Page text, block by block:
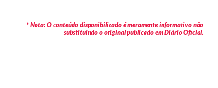
* Nota: O conteúdo disponibilizado é meramente informativo não
substituindo o original publicado em Diário Oficial.